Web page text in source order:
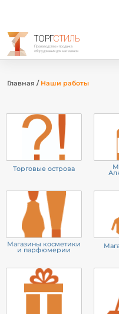
ТОРГСТИЛЬ
Производство и продажа
оборудования для магазинов
Главная / Наши работы
Торговые острова
Магазины косметики
и парфюмерии